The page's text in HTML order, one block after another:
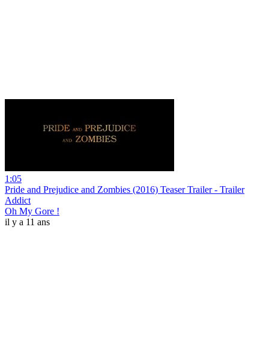
1:05
Pride and Prejudice and Zombies (2016) Teaser Trailer - Trailer
Addict
Oh My Gore !
il y a 11 ans